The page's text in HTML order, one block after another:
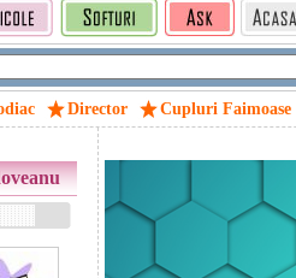
Director Cupluri Faimoase